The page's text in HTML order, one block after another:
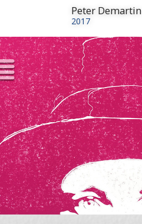
Peter Demartin
2017